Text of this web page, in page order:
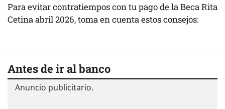
Para evitar contratiempos con tu pago de la Beca Rita
Cetina abril 2026, toma en cuenta estos consejos:
Antes de ir al banco